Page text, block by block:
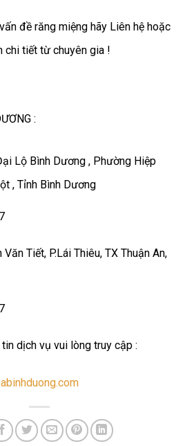
đề răng miệng hãy Liên hệ hoặc
chi tiết từ chuyên gia !
:
Lộ Bình Dương , Phường Hiệp
, Tỉnh Bình Dương
Tiết, P.Lái Thiêu, TX Thuận An,
dịch vụ vui lòng truy cập :